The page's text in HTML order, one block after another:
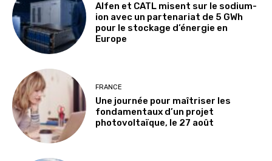
Alfen et CATL misent sur le sodium-
ion avec un partenariat de 5 GWh
pour le stockage d’énergie en
Europe
FRANCE
Une journée pour maîtriser les
fondamentaux d’un projet
photovoltaïque, le 27 août